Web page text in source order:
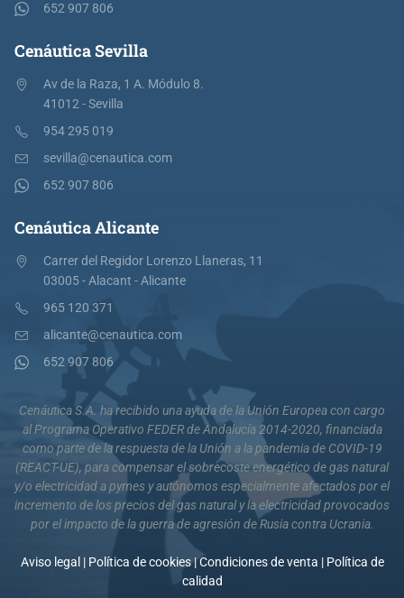
652 907 806
Cenáutica Sevilla
Av de la Raza, 1 A. Módulo 8.
41012 - Sevilla
954 295 019
sevilla@cenautica.com
652 907 806
Cenáutica Alicante
Carrer del Regidor Lorenzo Llaneras, 11
03005 - Alacant - Alicante
965 120 371
alicante@cenautica.com
652 907 806
Cenáutica S.A. ha recibido una ayuda de la Unión Europea con cargo
al Programa Operativo FEDER de Andalucía 2014-2020, financiada
como parte de la respuesta de la Unión a la pandemia de COVID-19
(REACT-UE), para compensar el sobrecoste energético de gas natural
y/o electricidad a pymes y autónomos especialmente afectados por el
incremento de los precios del gas natural y la electricidad provocados
por el impacto de la guerra de agresión de Rusia contra Ucrania.
Aviso legal| Política de cookies|Condiciones de venta | Política de
calidad